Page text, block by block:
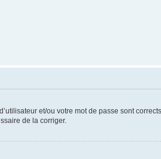
et/ou votre mot de passe sont
de la corriger.